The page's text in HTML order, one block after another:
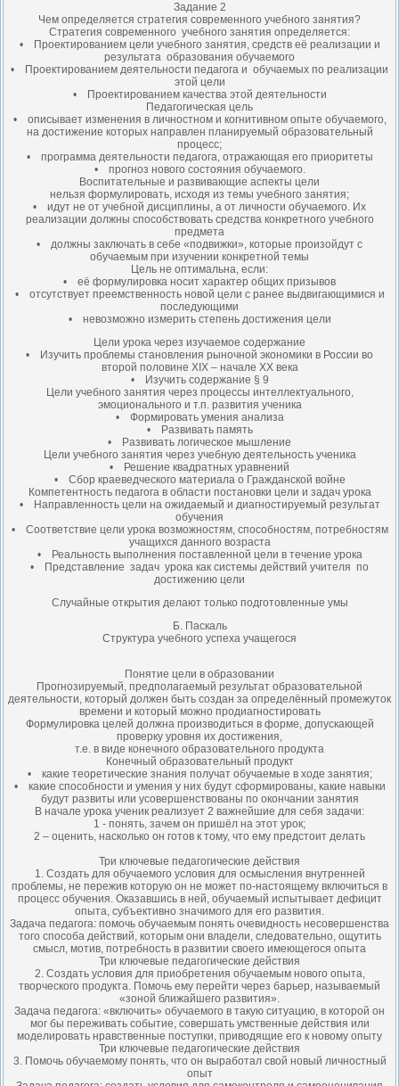
Задание 2
Чем определяется стратегия современного учебного занятия?
Стратегия современного учебного занятия определяется:
• Проектированием цели учебного занятия, средств её реализации и
результата образования обучаемого
• Проектированием деятельности педагога и обучаемых по реализации
этой цели
• Проектированием качества этой деятельности
Педагогическая цель
• описывает изменения в личностном и когнитивном опыте обучаемого,
на достижение которых направлен планируемый образовательный
процесс;
• программа деятельности педагога, отражающая его приоритеты
• прогноз нового состояния обучаемого.
Воспитательные и развивающие аспекты цели
нельзя формулировать, исходя из темы учебного занятия;
• идут не от учебной дисциплины, а от личности обучаемого. Их
реализации должны способствовать средства конкретного учебного
предмета
• должны заключать в себе «подвижки», которые произойдут с
обучаемым при изучении конкретной темы
Цель не оптимальна, если:
• её формулировка носит характер общих призывов
• отсутствует преемственность новой цели с ранее выдвигающимися и
последующими
• невозможно измерить степень достижения цели
Цели урока через изучаемое содержание
• Изучить проблемы становления рыночной экономики в России во
второй половине ХIХ – начале ХХ века
• Изучить содержание § 9
Цели учебного занятия через процессы интеллектуального,
эмоционального и т.п. развития ученика
• Формировать умения анализа
• Развивать память
• Развивать логическое мышление
Цели учебного занятия через учебную деятельность ученика
• Решение квадратных уравнений
• Сбор краеведческого материала о Гражданской войне
Компетентность педагога в области постановки цели и задач урока
• Направленность цели на ожидаемый и диагностируемый результат
обучения
• Соответствие цели урока возможностям, способностям, потребностям
учащихся данного возраста
• Реальность выполнения поставленной цели в течение урока
• Представление задач урока как системы действий учителя по
достижению цели
Случайные открытия делают только подготовленные умы
Б. Паскаль
Структура учебного успеха учащегося
Понятие цели в образовании
Прогнозируемый, предполагаемый результат образовательной
деятельности, который должен быть создан за определённый промежуток
времени и который можно продиагностировать
Формулировка целей должна производиться в форме, допускающей
проверку уровня их достижения,
т.е. в виде конечного образовательного продукта
Конечный образовательный продукт
• какие теоретические знания получат обучаемые в ходе занятия;
• какие способности и умения у них будут сформированы, какие навыки
будут развиты или усовершенствованы по окончании занятия
В начале урока ученик реализует 2 важнейшие для себя задачи:
1 - понять, зачем он пришёл на этот урок;
2 – оценить, насколько он готов к тому, что ему предстоит делать
Три ключевые педагогические действия
1. Создать для обучаемого условия для осмысления внутренней
проблемы, не пережив которую он не может по-настоящему включиться в
процесс обучения. Оказавшись в ней, обучаемый испытывает дефицит
опыта, субъективно значимого для его развития.
Задача педагога: помочь обучаемым понять очевидность несовершенства
того способа действий, которым они владели, следовательно, ощутить
смысл, мотив, потребность в развитии своего имеющегося опыта
Три ключевые педагогические действия
2. Создать условия для приобретения обучаемым нового опыта,
творческого продукта. Помочь ему перейти через барьер, называемый
«зоной ближайшего развития».
Задача педагога: «включить» обучаемого в такую ситуацию, в которой он
мог бы переживать событие, совершать умственные действия или
моделировать нравственные поступки, приводящие его к новому опыту
Три ключевые педагогические действия
3. Помочь обучаемому понять, что он выработал свой новый личностный
опыт